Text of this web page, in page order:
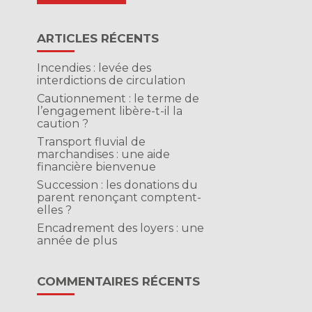
ARTICLES RÉCENTS
Incendies : levée des
interdictions de circulation
Cautionnement : le terme de
l’engagement libère-t-il la
caution ?
Transport fluvial de
marchandises : une aide
financière bienvenue
Succession : les donations du
parent renonçant comptent-
elles ?
Encadrement des loyers : une
année de plus
COMMENTAIRES RÉCENTS